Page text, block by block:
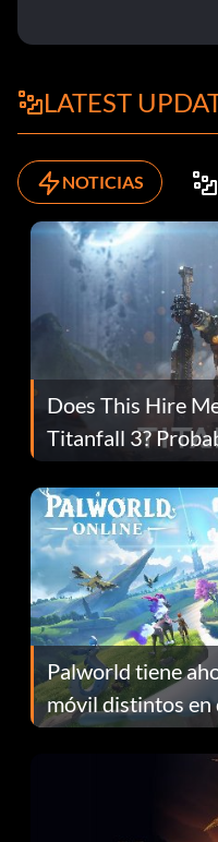
LATEST
NOTICIAS
Does This Hire
Titanfall 3?
Fans Are Hopeful
Palworld tiene
móvil distintos en
continuación te